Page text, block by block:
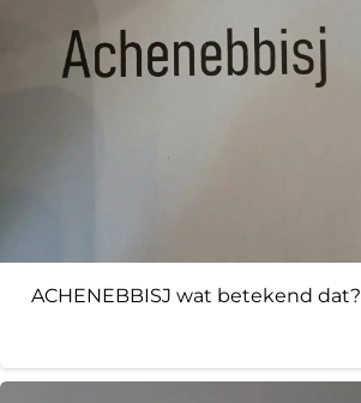
ACHENEBBISJ wat betekend dat?